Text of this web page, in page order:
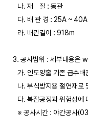
   나. 재    질 : 동관
   다. 배 관 경 : 25A ~ 40A
   라. 배관길이 : 918m
3. 공사범위 : 세부내용은
가. 인도양홀 기존 급수
나. 부식방지용 절연재료
다. 복잡공정과 위험성에
※ 공사시간 : 야간공사